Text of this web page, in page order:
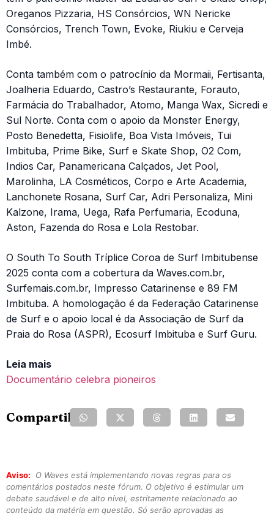
Oreganos Pizzaria, HS Consórcios, WN Nericke
Consórcios, Trench Town, Evoke, Riukiu e Cerveja
Imbé.
Conta também com o patrocínio da Mormaii, Fertisanta,
Joalheria Eduardo, Castro’s Restaurante, Forauto,
Farmácia do Trabalhador, Atomo, Manga Wax, Sicredi e
Sul Norte. Conta com o apoio da Monster Energy,
Posto Benedetta, Fisiolife, Boa Vista Imóveis, Tui
Imbituba, Prime Bike, Surf e Skate Shop, O2 Com,
Indios Car, Panamericana Calçados, Jet Pool,
Marolinha, LA Cosméticos, Corpo e Arte Academia,
Lanchonete Rosana, Surf Car, Adri Personaliza, Mini
Kalzone, Irama, Uega, Rafa Perfumaria, Ecoduna,
Aston, Fazenda do Rosa e Lola Restobar.
O South To South Tríplice Coroa de Surf Imbitubense
2025 conta com a cobertura da Waves.com.br,
Surfemais.com.br, Impresso Catarinense e 89 FM
Imbituba. A homologação é da Federação Catarinense
de Surf e o apoio local é da Associação de Surf da
Praia do Rosa (ASPR), Ecosurf Imbituba e Surf Guru.
Leia mais
Documentário celebra pioneiros
Compartilhe:
Aviso:
O Waves está implementando novas regras para os
comentários postados neste fórum. O objetivo é estimular um
debate saudável e de alto nível, estritamente relacionado ao
conteúdo da matéria em questão. Só serão aprovadas as